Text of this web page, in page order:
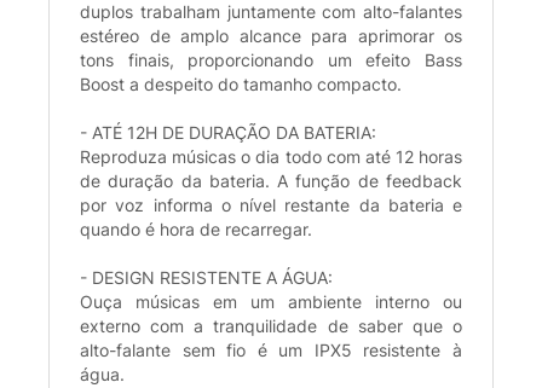
duplos trabalham juntamente com alto-falantes
estéreo de amplo alcance para aprimorar os
tons finais, proporcionando um efeito Bass
Boost a despeito do tamanho compacto.
- ATÉ 12H DE DURAÇÃO DA BATERIA:
Reproduza músicas o dia todo com até 12 horas
de duração da bateria. A função de feedback
por voz informa o nível restante da bateria e
quando é hora de recarregar.
- DESIGN RESISTENTE A ÁGUA:
Ouça músicas em um ambiente interno ou
externo com a tranquilidade de saber que o
alto-falante sem fio é um IPX5 resistente à
água.